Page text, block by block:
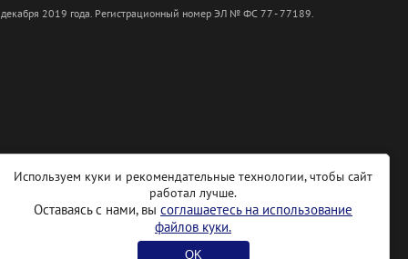
декабря 2019 года. Регистрационный номер ЭЛ № ФС 77 - 77189.
Используем куки и рекомендательные технологии, чтобы сайт
работал лучше.
Оставаясь с нами, вы соглашаетесь на использование
файлов куки.
OK